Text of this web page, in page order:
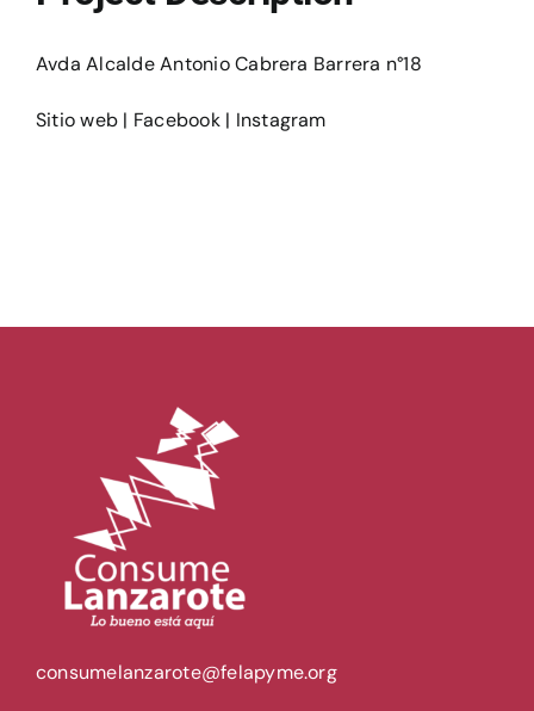
Avda Alcalde Antonio Cabrera Barrera n°18
Sitio web | Facebook| Instagram
consumelanzarote@felapyme.org